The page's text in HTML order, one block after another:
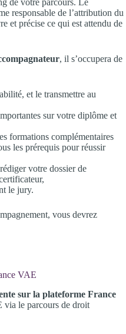
de votre parcours. Le
responsable de l’attribution du
et précise ce qui est attendu de
, il s’occupera de
et le transmettre au
sur votre diplôme et
formations complémentaires
les prérequis pour réussir
votre dossier de
le jury.
vous devrez
VAE
sur la plateforme France
via le parcours de droit